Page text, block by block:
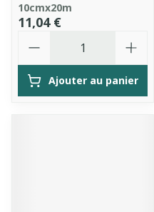
10cmx20m
11,04 €
Ajouter au panier